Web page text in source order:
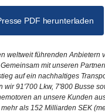
PDF herunterladen
weltweit führenden Anbietern
mit unseren
auf ein nachhaltiges
wir 91'700 Lkw, 7'800 Busse
an unsere Kunden
als 152 Milliarden SEK